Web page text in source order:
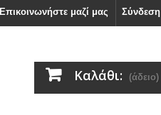
Σύνδεση
Επικοινωνήστε μαζί μας
Καλάθι: (άδειο)